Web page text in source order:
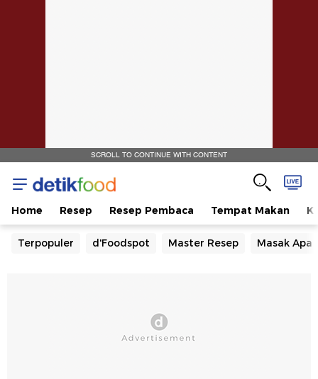
SCROLL TO CONTINUE WITH CONTENT
Home Resep Resep Pembaca Tempat Makan
Terpopuler d'Foodspot Master Resep Masak Apa